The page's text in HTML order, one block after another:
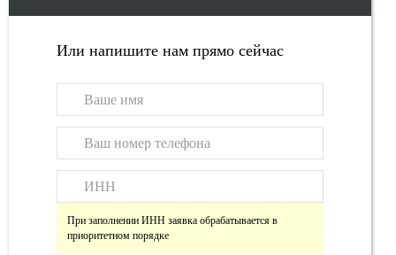
Или напишите нам прямо сейчас
При заполнении ИНН заявка обрабатывается в
приоритетном порядке